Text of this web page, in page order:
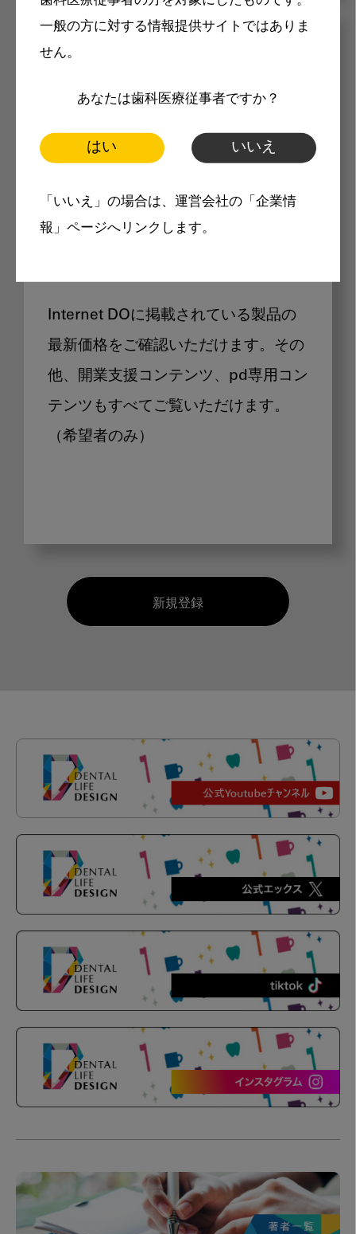
一般の方に対する情報提供サイトではありま
せん。
あなたは歯科医療従事者ですか？
はい いいえ
「いいえ」の場合は、運営会社の「企業情
報」ページへリンクします。
Internet DOに掲載されている
製品価格も閲覧可能
Internet DOに掲載されている製品の
最新価格をご確認いただけます。その
他、開業支援コンテンツ、pd専用コン
テンツもすべてご覧いただけます。
（希望者のみ）
新規登録